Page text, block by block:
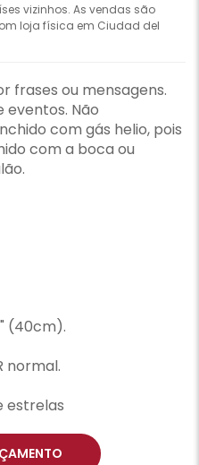
vizinhos. As vendas são
loja física em Ciudad del
frases ou mensagens.
Não
com gás helio, pois
com a boca ou
(40cm).
normal.
estrelas